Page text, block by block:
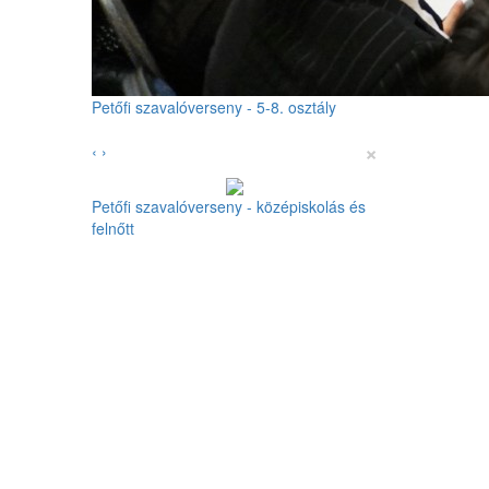
Petőfi szavalóverseny - 5-8. osztály
‹ › ×
Petőfi szavalóverseny - középiskolás és
felnőtt